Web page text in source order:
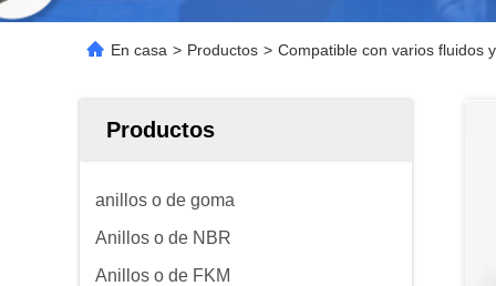
En casa > Productos > Compatible con varios fluidos
Productos
anillos o de goma
Anillos o de NBR
Anillos o de FKM